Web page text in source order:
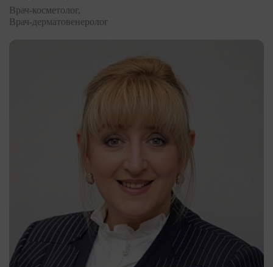
Врач-косметолог,
Врач-дерматовенеролог